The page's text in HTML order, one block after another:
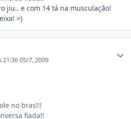
jiu.. e com 14 tá na musculação!
=)
21:3605/7, 2009
no bras!!!
fiada!!